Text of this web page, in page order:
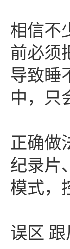
相信不
前必须
导致睡
中，只
正确做
纪录片
模式，
误区